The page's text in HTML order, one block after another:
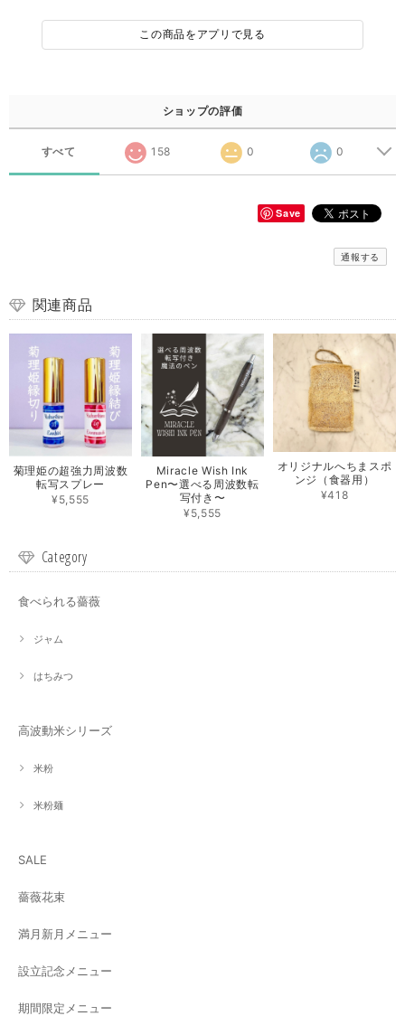
この商品をアプリで見る
ショップの評価
すべて 158 0 0
Save
通報する
関連商品
菊理姫の超強力周波数
転写スプレー
¥5,555
Miracle Wish Ink
Pen〜選べる周波数転
写付き〜
¥5,555
オリジナルへちまスポ
ンジ（食器用）
¥418
Category
食べられる薔薇
ジャム
はちみつ
高波動米シリーズ
米粉
米粉麺
SALE
薔薇花束
満月新月メニュー
設立記念メニュー
期間限定メニュー